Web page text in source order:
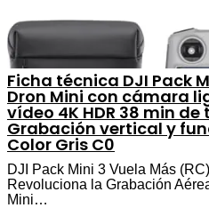
Ficha técnica DJI Pack
Dron Mini con cámara
vídeo 4K HDR 38 min
Grabación vertical y
Color Gris C0
DJI Pack Mini 3 Vuela Más
Revoluciona la Grabación
Mini…